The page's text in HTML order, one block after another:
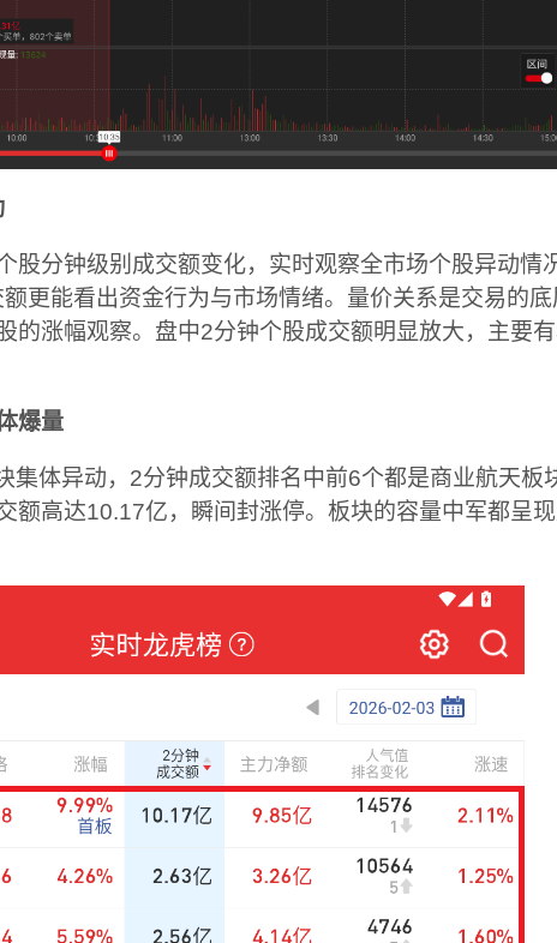
股分钟级别成交额变化，实时观察全市场个股异动情
更能看出资金行为与市场情绪。量价关系是交易的底
的涨幅观察。盘中2分钟个股成交额明显放大，主要
爆量
集体异动，2分钟成交额排名中前6个都是商业航天板
额高达10.17亿，瞬间封涨停。板块的容量中军都呈